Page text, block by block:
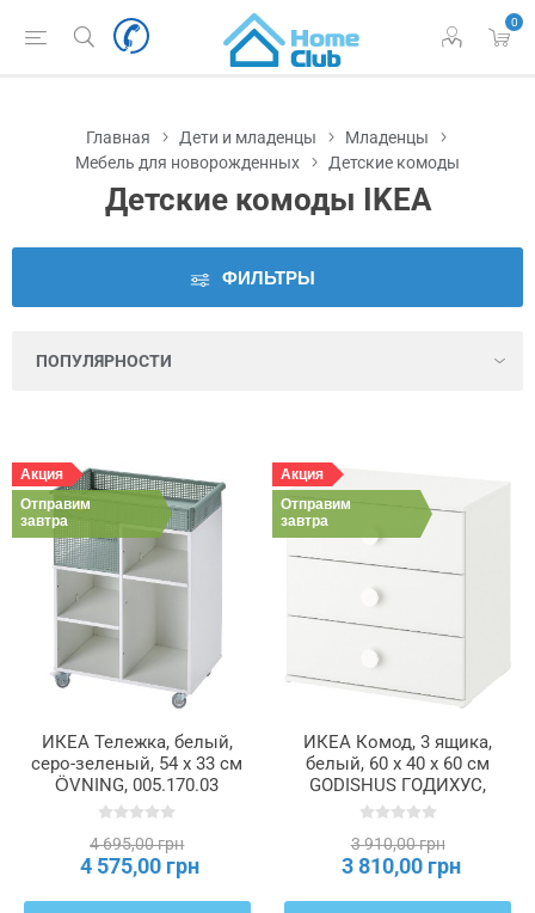
0
Наличие
во
Цена
Серия
Выдвижение
Высота
ножками
Высота
ящика
(внутри)
Глубина
Глубина
ящика
Главная Дети и младенцы
Младенцы
Мебель для новорожденных
Детские комоды
Детские комоды IKEA
ФИЛЬТРЫ
Акция
Отправим
завтра
ИКЕА Тележка, белый,
серо-зеленый, 54 x 33 см
ÖVNING, 005.170.03
4 695,00 грн
4 575,00 грн
Акция
Отправим
завтра
ИКЕА Комод, 3 ящика,
белый, 60 x 40 x 60 см
GODISHUS ГОДИХУС,
805.980.95
3 910,00 грн
3 810,00 грн